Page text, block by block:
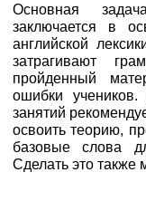
Основная
заключается в
английской
затрагивают
пройденный
ошибки
занятий
освоить теорию,
базовые слова
Сделать это также